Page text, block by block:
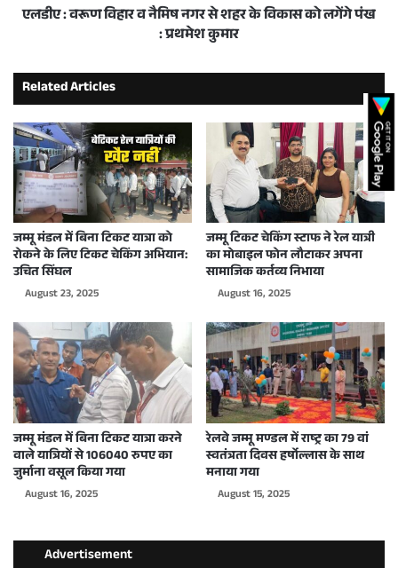
एलडीए : वरूण विहार व नैमिष नगर से शहर के विकास को लगेंगे पंख
: प्रथमेश कुमार
Related Articles
जम्मू मंडल में बिना टिकट यात्रा को
रोकने के लिए टिकट चेकिंग अभियान:
उचित सिंघल
August 23, 2025
जम्मू टिकट चेकिंग स्टाफ ने रेल यात्री
का मोबाइल फोन लौटाकर अपना
सामाजिक कर्तव्य निभाया
August 16, 2025
जम्मू मंडल में बिना टिकट यात्रा करने
वाले यात्रियों से 106040 रुपए का
जुर्माना वसूल किया गया
August 16, 2025
रेलवे जम्मू मण्डल में राष्ट्र का 79 वां
स्वतंत्रता दिवस हर्षोल्लास के साथ
मनाया गया
August 15, 2025
Advertisement